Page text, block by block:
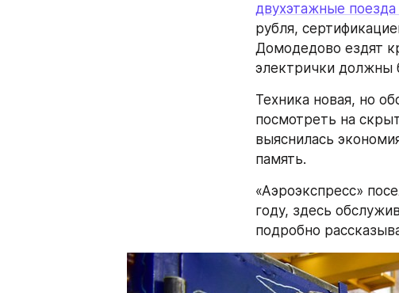
двухэтажные
рубля,
Домодедово ездят
электрички должны
Техника новая, но
посмотреть на
выяснилась
память.
«Аэроэкспресс»
году, здесь
подробно